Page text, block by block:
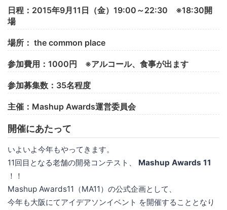
日程：2015年9月11日（金）19:00～22:30 ※18:30開
場
場所： the common place
参加費用：1000円 ※アルコール、食事が出ます
参加募集数：35名程度
主催：Mashup Awards運営委員会
開催にあたって
いよいよ今年もやってきます。
11回目となる老舗の開発コンテスト、 Mashup Awards 11
！！
Mashup Awards11（MA11）の公式企画として、
今年も大阪にてアイデアソンイベント を開催することとなり